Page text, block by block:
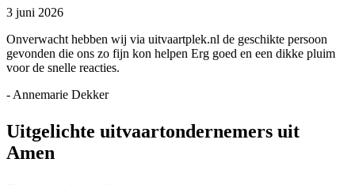
3 juni 2026
Onverwacht hebben wij via uitvaartplek.nl de geschikte persoon
gevonden die ons zo fijn kon helpen Erg goed en een dikke pluim
voor de snelle reacties.
- Annemarie Dekker
Uitgelichte uitvaartondernemers uit
Amen